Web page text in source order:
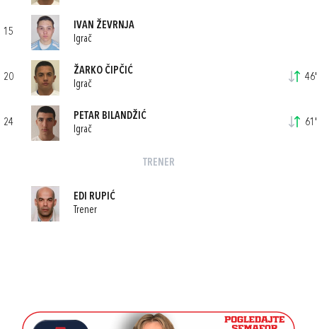
15
IVAN ŽEVRNJA
Igrač
20
ŽARKO ČIPČIĆ
Igrač
46'
24
PETAR BILANDŽIĆ
Igrač
61'
TRENER
EDI RUPIĆ
Trener